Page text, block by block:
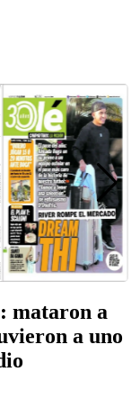
mataron a
a uno